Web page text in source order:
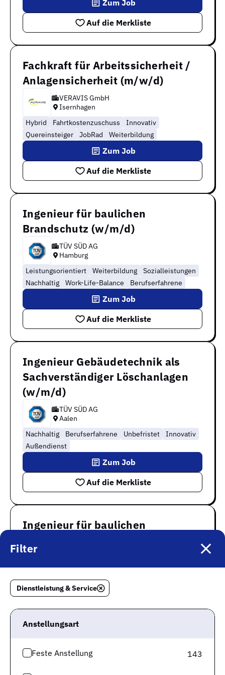
Filter
Dienstleistung & Service
Anstellungsart
Feste Anstellung 143
Auf die Merkliste
Zum Job
Fachkraft für Arbeitssicherheit /
Anlagensicherheit (m/w/d)
VERAVIS GmbH
Isernhagen
Hybrid
Fahrtkostenzuschuss
Innovativ
Quereinsteiger
JobRad Weiterbildung
Auf die Merkliste
Zum Job
Ingenieur für baulichen
Brandschutz (w/m/d)
TÜV SÜD AG
Hamburg
Leistungsorientiert
Weiterbildung
Sozialleistungen
Nachhaltig
Work-Life-Balance Berufserfahrene
Auf die Merkliste
Zum Job
Ingenieur Gebäudetechnik als
Sachverständiger Löschanlagen
(w/m/d)
TÜV SÜD AG
Aalen
Nachhaltig
Berufserfahrene Unbefristet
Innovativ
Außendienst
Auf die Merkliste
Zum Job
Ingenieur für baulichen
Ulm
Nachhaltig
Berufserfahrene
Work-Life-Balance
Sozialleistungen
Zum Job